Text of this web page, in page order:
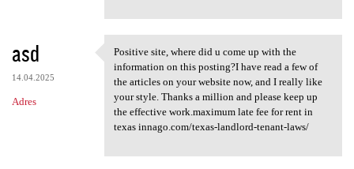
asd
14.04.2025
Adres
Positive site, where did u
Positive site, where did u come up with the
information on this posting?I have read a few of
the articles on your website now, and I really like
your style. Thanks a million and please keep up
the effective work.maximum late fee for rent in
texas innago.com/texas-landlord-tenant-laws/